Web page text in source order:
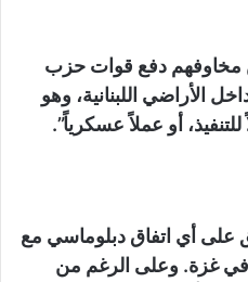
مخاوفهم دفع قوات حزب
الأراضي اللبنانية، وهو
أو عملاً عسكرياً”.
على أي اتفاق دبلوماسي مع
غزة. وعلى الرغم من